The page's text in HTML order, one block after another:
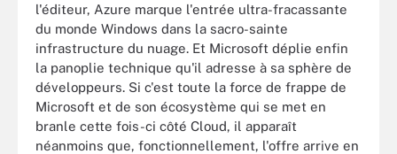
l'éditeur, Azure marque l'entrée ultra-fracassante
du monde Windows dans la sacro-sainte
infrastructure du nuage. Et Microsoft déplie enfin
la panoplie technique qu'il adresse à sa sphère de
développeurs. Si c'est toute la force de frappe de
Microsoft et de son écosystème qui se met en
branle cette fois-ci côté Cloud, il apparaît
néanmoins que, fonctionnellement, l'offre arrive en